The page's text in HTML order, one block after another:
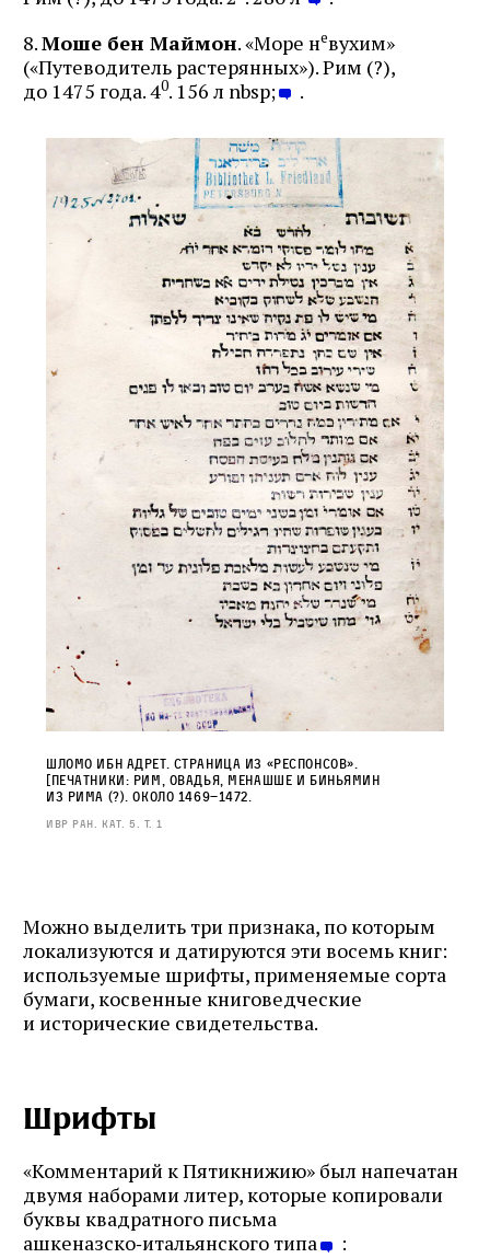
8.Моше бен Маймон. «Море невухим»
(«Путеводитель растерянных»). Рим (?),
до 1475 года. 40. 156 л nbsp; .
Шломо Ибн Адрет. Страница из «Респонсов».
[Печатники: Рим, Овадья, Менашше и Биньямин
из Рима (?). Около 1469–1472.
ИВР РАН. Кат. 5. т. 1
Можно выделить три признака, по которым
локализуются и датируются эти восемь книг:
используемые шрифты, применяемые сорта
бумаги, косвенные книговедческие
и исторические свидетельства.
Шрифты
«Комментарий к Пятикнижию» был напечатан
двумя наборами литер, которые копировали
буквы квадратного письма
ашкеназско‑итальянского типа
: